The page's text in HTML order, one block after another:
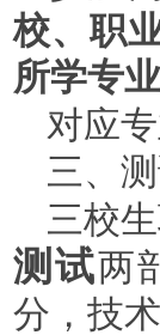
校、职
所学专
对应
三、
三校
测试两
分，技